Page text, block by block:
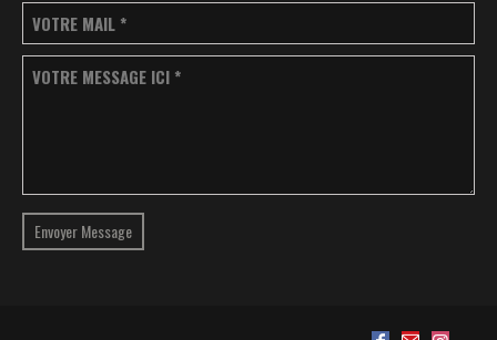
VOTRE MAIL *
VOTRE MESSAGE ICI *
Envoyer Message